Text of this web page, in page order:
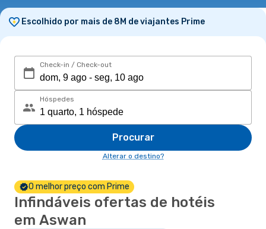
Escolhido por mais de 8M de viajantes Prime
Check-in / Check-out
Hóspedes
Procurar
Alterar o destino?
O melhor preço com Prime
Infindáveis ofertas de hotéis
em Aswan